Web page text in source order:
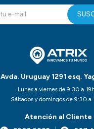
Avda. Uruguay 1291 esq.
Lunes a viernes de 9:30 a
Sábados y domingos de 9:30 a
Atención al Cliente